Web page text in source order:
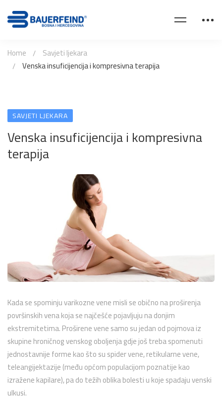
Home
Savjeti ljekara
Venska insuficijencija i kompresivna terapija
SAVJETI LJEKARA
Venska insuficijencija i kompresivna
terapija
Kada se spominju varikozne vene misli se obično na proširenja
površinskih vena koja se najčešće pojavljuju na donjim
ekstremitetima. Proširene vene samo su jedan od pojmova iz
skupine hroničnog venskog oboljenja gdje još treba spomenuti
jednostavnije forme kao što su spider vene, retikularne vene,
teleangijektazije (među općom populacijom poznatije kao
izražene kapilare), pa do težih oblika bolesti u koje spadaju venski
ulkusi.